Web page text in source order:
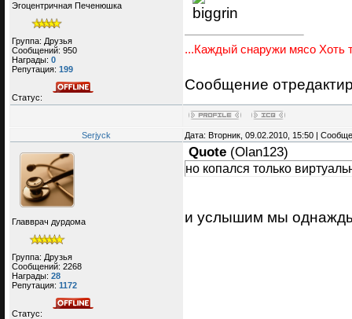
Эгоцентричная Печенюшка
Группа: Друзья
Сообщений: 950
Награды: 0
Репутация: 199
Статус:
...Каждый снаружи мясо Хоть
Сообщение
Serjyck Дата: Вторник, 09.02.2010, 15:50 |
Главврач дурдома
Группа: Друзья
Сообщений: 2268
Награды: 28
Репутация: 1172
Статус:
Quote (Olan123)
но копался только
и услышим мы